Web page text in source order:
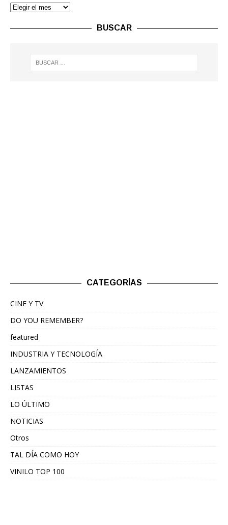
BUSCAR
CATEGORÍAS
CINE Y TV
DO YOU REMEMBER?
featured
INDUSTRIA Y TECNOLOGÍA
LANZAMIENTOS
LISTAS
LO ÚLTIMO
NOTICIAS
Otros
TAL DÍA COMO HOY
VINILO TOP 100